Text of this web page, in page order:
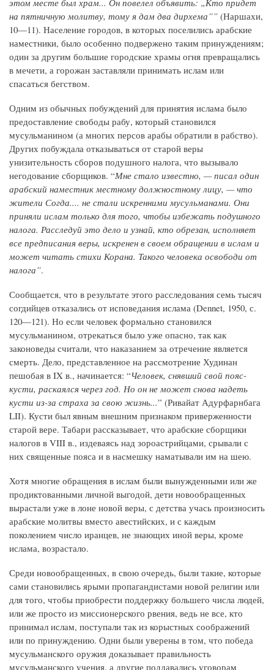
на пятничную молитву, тому я дам два дирхема”” (Наршахи,
10—11). Население городов, в которых поселились арабские
наместники, было особенно подвержено таким принуждениям;
один за другим большие городские храмы огня превращались
в мечети, а горожан заставляли принимать ислам или
спасаться бегством.
Одним из обычных побуждений для принятия ислама было
предоставление свободы рабу, который становился
мусульманином (а многих персов арабы обратили в рабство).
Других побуждала отказываться от старой веры
унизительность сборов подушного налога, что вызывало
негодование сборщиков. “Мне стало известно, — писал один
арабский наместник местному должностному лицу, — что
жители Согда.... не стали искренними мусульманами. Они
приняли ислам только для того, чтобы избежать подушного
налога. Расследуй это дело и узнай, кто обрезан, исполняет
все предписания веры, искренен в своем обращении в ислам и
может читать стихи Корана. Такого человека освободи от
налога”.
Сообщается, что в результате этого расследования семь тысяч
согдийцев отказались от исповедания ислама (Dennet, 1950, с.
120—121). Но если человек формально становился
мусульманином, отрекаться было уже опасно, так как
законоведы считали, что наказанием за отречение является
смерть. Дело, представленное на рассмотрение Худинан
пешобая в IX в., начинается: “Человек, снявший свой пояс-
кусти, раскаялся через год. Но он не может снова надеть
кусти из-за страха за свою жизнь...” (Ривайат Адурфарнбага
LII). Кусти был явным внешним признаком приверженности
старой вере. Табари рассказывает, что арабские сборщики
налогов в VIII в., издеваясь над зороастрийцами, срывали с
них священные пояса и в насмешку наматывали им на шею.
Хотя многие обращения в ислам были вынужденными или же
продиктованными личной выгодой, дети новообращенных
вырастали уже в лоне новой веры, с детства учась произносить
арабские молитвы вместо авестийских, и с каждым
поколением число иранцев, не знающих иной веры, кроме
ислама, возрастало.
Среди новообращенных, в свою очередь, были такие, которые
сами становились ярыми пропагандистами новой религии или
для того, чтобы приобрести поддержку большего числа людей,
или же просто из миссионерского рвения, ведь не все, кто
принимал ислам, поступали так из корыстных соображений
или по принуждению. Одни были уверены в том, что победа
мусульманского оружия доказывает правильность
мусульманского учения, а другие поддавались уговорам